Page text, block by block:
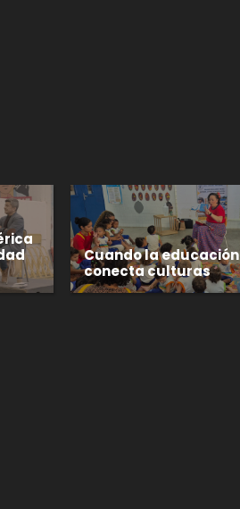
Cuando la educación
conecta culturas